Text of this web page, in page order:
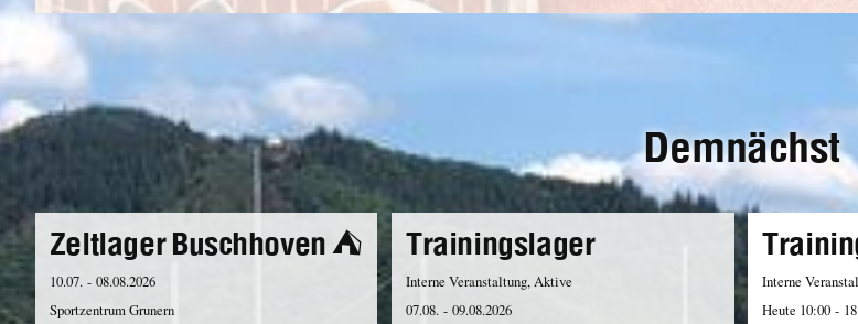
Demnächst
Zeltlager Buschhoven ⛺️
10.07. - 08.08.2026
Sportzentrum Grunern
Trainingslager
Interne Veranstaltung, Aktive
07.08. - 09.08.2026
Interne
Heute 10:00 -